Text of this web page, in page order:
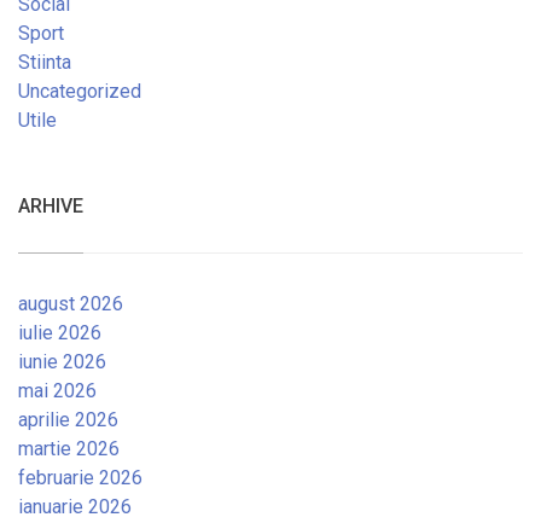
Sport
Stiinta
Uncategorized
Utile
ARHIVE
august 2026
iulie 2026
iunie 2026
mai 2026
aprilie 2026
martie 2026
februarie 2026
ianuarie 2026